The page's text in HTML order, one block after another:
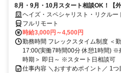
8月・9月・10月スタート相談OK！【
大／700万～800万／リモート勤務OK
ヘイズ・スペシャリスト・リクル
フルリモート
時給3,000円～4,500円
勤務時間 フレックスタイム制度 ＜
17:00(実働7時間00分 休憩1時間) ※
時期＞ 即日～ ※スタート日相談可
仕事内容 ＼おすすめポイント／ 1